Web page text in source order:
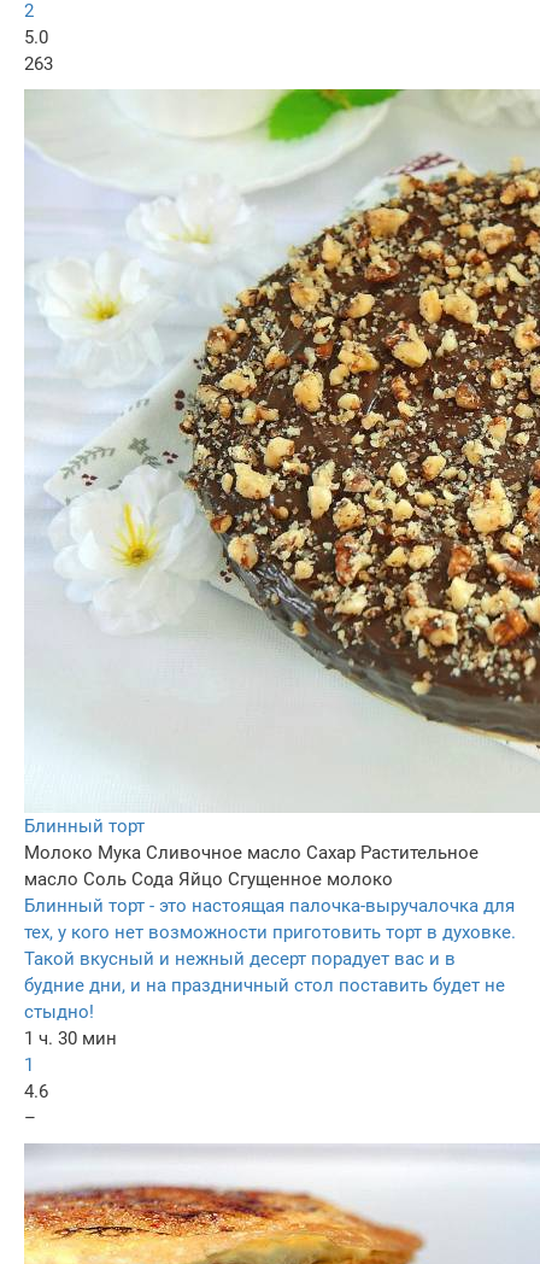
2
5.0
263
Блинный торт
Молоко Мука Сливочное масло Сахар Растительное
масло Соль Сода Яйцо Сгущенное молоко
Блинный торт - это настоящая палочка-выручалочка для
тех, у кого нет возможности приготовить торт в духовке.
Такой вкусный и нежный десерт порадует вас и в
будние дни, и на праздничный стол поставить будет не
стыдно!
1 ч. 30 мин
1
4.6
–